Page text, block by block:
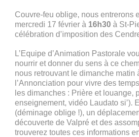
Couvre-feu oblige, nous entrerons
mercredi 17 février à 16h30 à St-
célébration d’imposition des
L’Equipe d’Animation Pastorale
nourrir et donner du sens à ce
nous retrouvant le dimanche matin
l’Annonciation pour vivre des
les dimanches : Prière et louange,
enseignement, vidéo Laudato si’).
(déminage oblige !), un
découverte de Valpré et des
trouverez toutes ces informations